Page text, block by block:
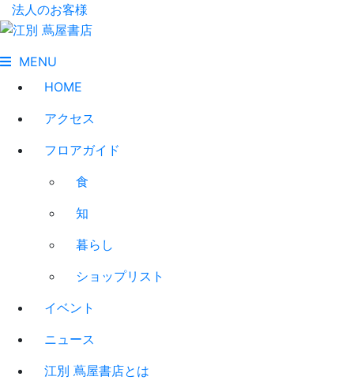
法人のお客様
MENU
HOME
アクセス
フロアガイド
食
知
暮らし
ショップリスト
イベント
ニュース
江別 蔦屋書店とは